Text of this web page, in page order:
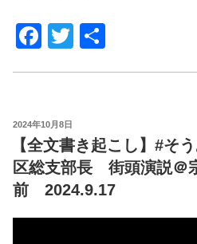
F
b
o
o
k
T
POSTED
ON
2024年10月8日
【全文書き起こし】#そ
区総支部長 街頭演説＠
前 2024.9.17